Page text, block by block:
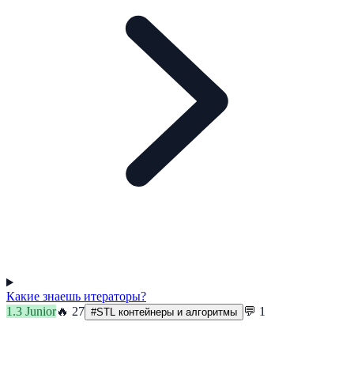
Какие знаешь итераторы?
1.3 Junior🔥 27 #STL контейнеры и алгоритмы 💬 1